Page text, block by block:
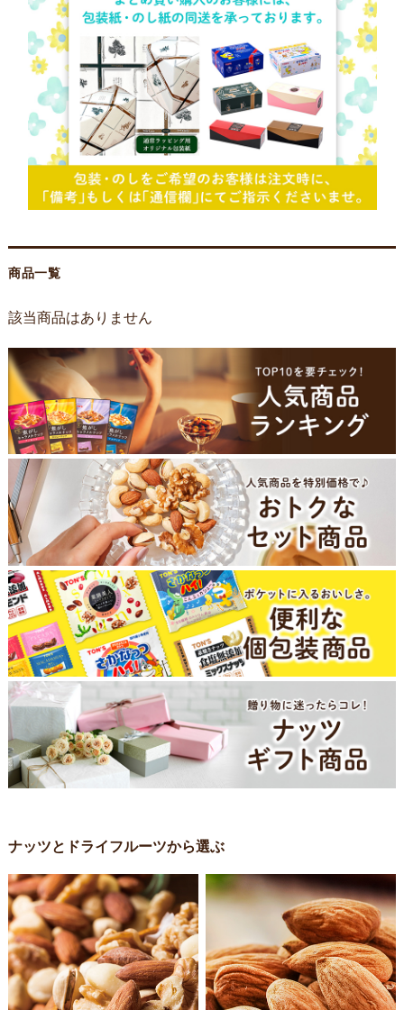
商品一覧
該当商品はありません
ナッツとドライフルーツから選ぶ